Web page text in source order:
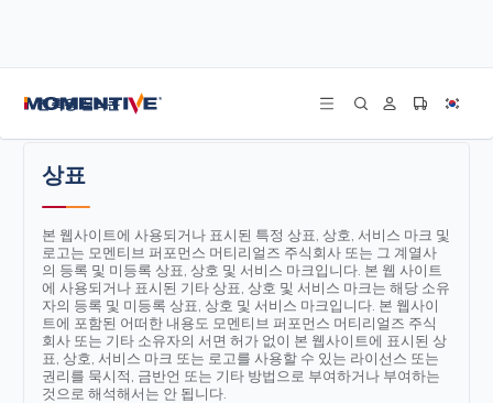
건축용 실리콘
상표
본 웹사이트에 사용되거나 표시된 특정 상표, 상호, 서비스 마크 및
로고는 모멘티브 퍼포먼스 머티리얼즈 주식회사 또는 그 계열사
의 등록 및 미등록 상표, 상호 및 서비스 마크입니다. 본 웹 사이트
에 사용되거나 표시된 기타 상표, 상호 및 서비스 마크는 해당 소유
자의 등록 및 미등록 상표, 상호 및 서비스 마크입니다. 본 웹사이
트에 포함된 어떠한 내용도 모멘티브 퍼포먼스 머티리얼즈 주식
회사 또는 기타 소유자의 서면 허가 없이 본 웹사이트에 표시된 상
표, 상호, 서비스 마크 또는 로고를 사용할 수 있는 라이선스 또는
권리를 묵시적, 금반언 또는 기타 방법으로 부여하거나 부여하는
것으로 해석해서는 안 됩니다.